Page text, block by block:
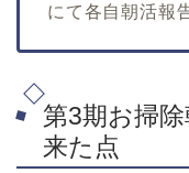
にて各自朝活報
第3期お掃
来た点